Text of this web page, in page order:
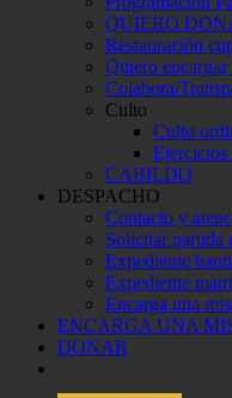
QUIERO
Restauración
Quiero encargar
Colabora/
Culto
Culto
Ejercicios
CABILDO
DESPACHO
Contacto y
Solicitar partida
Expediente
Expediente
Encarga una
ENCARGA UNA
DONAR